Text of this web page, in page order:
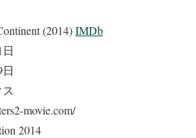
(2014)IMDb
movie.com/
2014